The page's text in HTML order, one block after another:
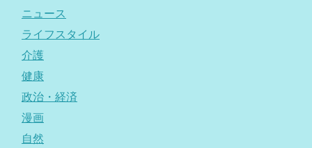
ニュース
ライフスタイル
介護
健康
政治・経済
漫画
自然